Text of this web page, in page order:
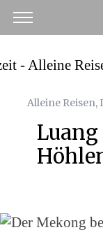
Alleine Reisen,